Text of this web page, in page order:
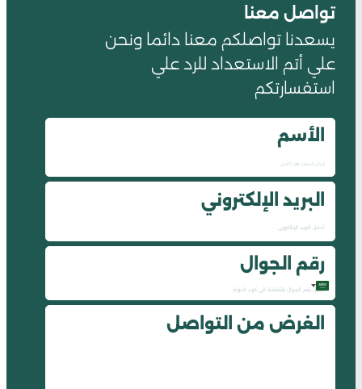
تواصل معنا
يسعدنا تواصلكم معنا دائما ونحن
علي أتم الاستعداد للرد علي
استفسارتكم
الأسم
البريد الإلكتروني
رقم الجوال
Saudi
Arabia
الغرض من التواصل